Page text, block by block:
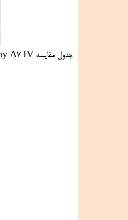
جدول مقایسه Sony A7 IV و Sony A7 V